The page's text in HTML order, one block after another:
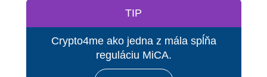
TIP
Crypto4me ako jedna z mála spĺňa
reguláciu MiCA.